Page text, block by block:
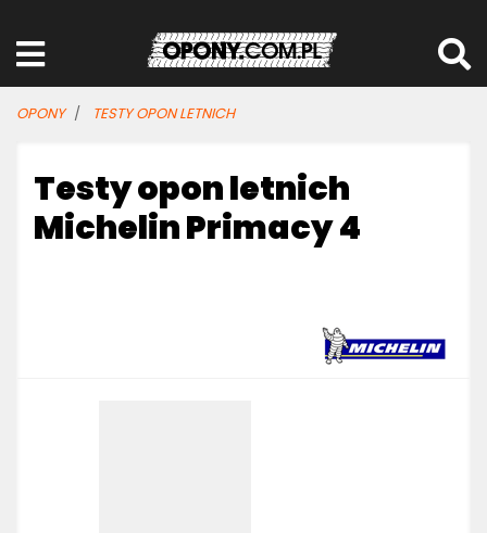
OPONY TESTY OPON LETNICH
Testy opon letnich
Michelin Primacy 4